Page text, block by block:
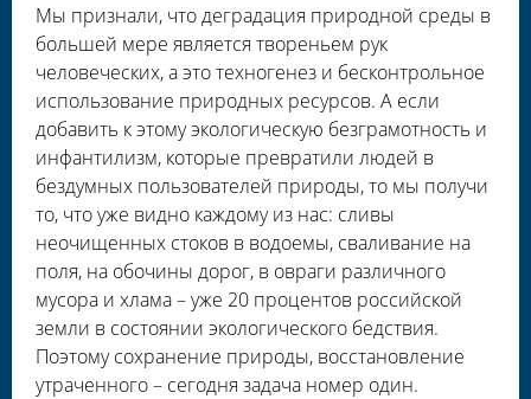
Мы признали, что деградация природной среды в
большей мере является твореньем рук
человеческих, а это техногенез и бесконтрольное
использование природных ресурсов. А если
добавить к этому экологическую безграмотность и
инфантилизм, которые превратили людей в
бездумных пользователей природы, то мы получи
то, что уже видно каждому из нас: сливы
неочищенных стоков в водоемы, сваливание на
поля, на обочины дорог, в овраги различного
мусора и хлама – уже 20 процентов российской
земли в состоянии экологического бедствия.
Поэтому сохранение природы, восстановление
утраченного – сегодня задача номер один.